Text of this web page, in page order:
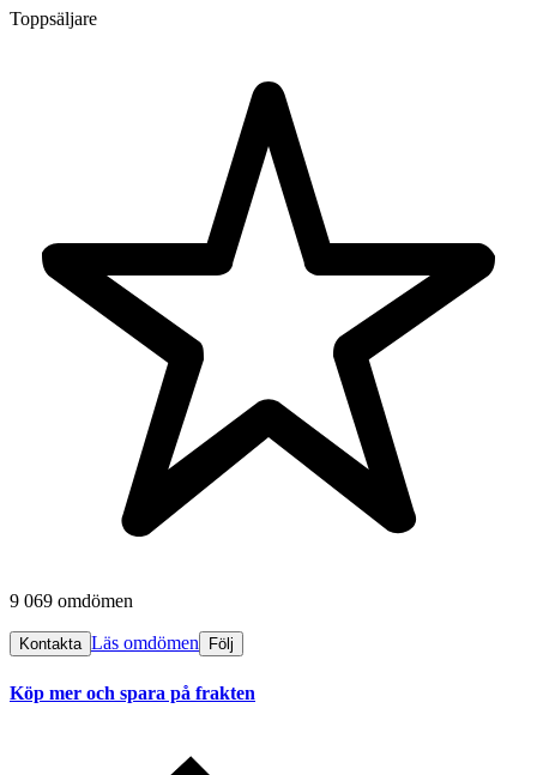
Toppsäljare
9 069 omdömen
Kontakta Läs omdömen Följ
Köp mer och spara på frakten